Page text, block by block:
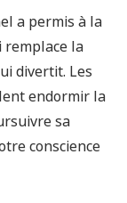
a permis à la
remplace la
divertit. Les
endormir la
sa
conscience